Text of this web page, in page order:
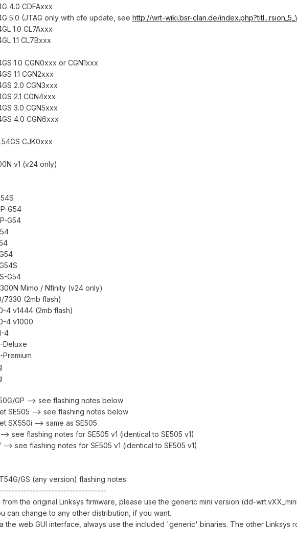
4.0 CDFAxxx
5.0 (JTAG only with cfe update, see http://wrt-wiki.bsr-clan.de/
1.0 CL7Axxx
1.1 CL7Bxxx
1.0 CGN0xxx or CGN1xxx
1.1 CGN2xxx
2.0 CGN3xxx
2.1 CGN4xxx
3.0 CGN5xxx
4.0 CGN6xxx
CJK0xxx
v1 (v24 only)
G54
G54
G54
Mimo / Nfinity (v24 only)
7330 (2mb flash)
4 v1444 (2mb flash)
4 v1000
4
Deluxe
Premium
GP --> see flashing notes below
SE505 --> see flashing notes below
SX550i --> same as SE505
> see flashing notes for SE505 v1 (identical to SE505 v1)
--> see flashing notes for SE505 v1 (identical to SE505 v1)
GS (any version) flashing notes:
the original Linksys firmware, please use the generic mini version (dd-
can change to any other distribution, if you want.
the web GUI interface, always use the included 'generic' binaries. The other